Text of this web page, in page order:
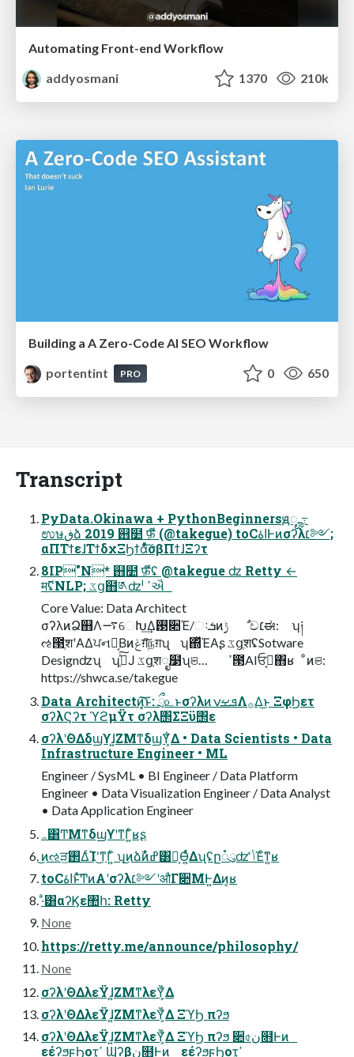
Automating Front-end Workflow
addyosmani
1370 210k
Building a A Zero-Code AI SEO Workflow
portentint
PRO 0 650
Transcript
PyData.Okinawa + PythonBeginnersԭೄ ߹
ಉษڧձ 2019 ஛໺ फ़ี (@takegue) toCاۀͰͷσʔλ׆༻;
αΠΤϯεɺΤϯδχΞϦϯάͦͯ͠σβΠϯɺΞʔτ
8IP"N* ஛໺ फ़ีʢ @takegue ʣ Retty ←
म࢜ʢNLP; ػց຋༁ʣˡ ߴઐ
Core Value: Data Architect
σʔλͷՁ஋Λ࠷େԽ͢Δ࢓૊Έ/ઃܭͷ࣮ݱ ࣥච׆ಈ: ʮ༏
ઌ౓ֶशʹΑΔਪનจ͔Βͷݟग़͠நग़ʯ ʮ΍ͬͯΈΑ͏ʂ ػցֶशʢSotware
Designʣʯ ʮࢼֶͯ͠Ϳ ػցֶशೖ໳ʯଞ… ߴ౓AIਓࡐ͔΋ʁ ͦͷଞ:
https://shwca.se/takegue
Data Architectͷ͓͠͝ͱ: ྲྀ௨ͱσʔλͷܦࡁݍΛ࡞Δ͜ͱ ΞφϦετ
σʔλϚʔτ ϓϩμΫτ σʔλ΢ΣΞϋ΢ε
σʔλʹؔΘΔδϣϒɺ͍ΖΜͳδϣϒ͕͋Δ • Data Scientists • Data
Infrastructure Engineer • ML
Engineer / SysML • BI Engineer / Data Platform
Engineer • Data Visualization Engineer / Data Analyst
• Data Application Engineer
܅͸ͲΜͳδϣϒʹͳΓ͍ͨʁʂ
͜ͷઌੜ͖࢒ΔͨΊʹ͜͏ͳΓ͍ͨ ʮ͜ͷձࣾͷ໋ߝ͸Զ͕Ѳ͍ͬͯΔʯʢը૾ུʣ ݴͬͯΈͨ͘ͳ͍ʁ
toCاۀͱͯ͠ͲͷΑ͏ʹσʔλ׆༻ʹऔΓ૊ΜͰ͍Δͷ͔ʁ
·ͣ͸αʔϏε঺հ: Retty
None
https://retty.me/announce/philosophy/
None
σʔλʹؔΘΔλεΫɺ͍ΖΜͳλεΫ͕͋Δ
σʔλʹؔΘΔλεΫɺ͍ΖΜͳλεΫ͕͋Δ ΞϓϦ πʔϧ
σʔλʹؔΘΔλεΫɺ͍ΖΜͳλεΫ͕͋Δ ΞϓϦ πʔϧ ૊৫ن໛Ͱͷ
εέʔϧϝϦοτ͕ߴ͍ Ϣʔβن໛Ͱͷ εέʔϧϝϦοτ͕ߴ͍